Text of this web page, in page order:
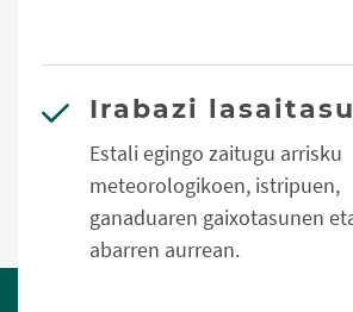
Irabazi
Estali egingo zaitugu arrisku
meteorologikoen, istripuen,
ganaduaren gaixotasunen
abarren aurrean.